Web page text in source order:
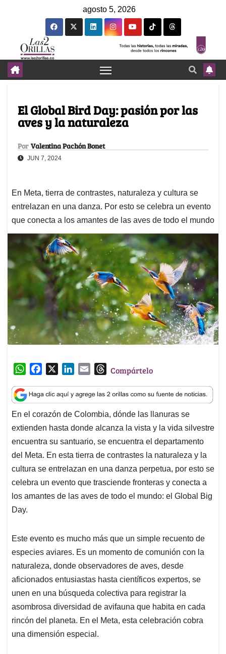
agosto 5, 2026
El Global Bird Day: pasión por las
aves y la naturaleza
Por Valentina Pachón Bonet
JUN 7, 2024
En Meta, tierra de contrastes, naturaleza y cultura se
entrelazan en una danza. Por esto se celebra un evento
que conecta a los amantes de las aves de todo el mundo
W
a
t
s
A
p
p
c
e
b
o
o
n
k
e
d
I
n
a
i
l
T
r
e
a
d
s
Compártelo
En el corazón de Colombia, dónde las llanuras se
extienden hasta donde alcanza la vista y la vida silvestre
encuentra su santuario, se encuentra el departamento
del Meta. En esta tierra de contrastes la naturaleza y la
cultura se entrelazan en una danza perpetua, por esto se
celebra un evento que trasciende fronteras y conecta a
los amantes de las aves de todo el mundo: el Global Big
Day.
Este evento es mucho más que un simple recuento de
especies aviares. Es un momento de comunión con la
naturaleza, donde observadores de aves, desde
aficionados entusiastas hasta científicos expertos, se
unen en una búsqueda colectiva para registrar la
asombrosa diversidad de avifauna que habita en cada
rincón del planeta. En el Meta, esta celebración cobra
una dimensión especial.